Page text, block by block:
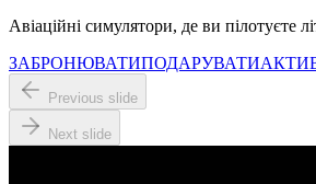
Авіаційні симулятори, де ви пілотуєте
ЗАБРОНЮВАТИПОДАРУВАТИ
Previous slide
Next slide